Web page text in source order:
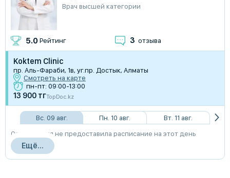
Врач высшей категории
5.0 Рейтинг 3 отзыва
Koktem Clinic
пр. Аль-Фараби, 1в, уг.пр. Достык, Алматы
Смотреть на карте
пн-пт: 09:00-13:00
13 900 тгTopDoc.kz
Вс. 09 авг. Пн. 10 авг.
Вт. 11 авг.
Организация не предоставила расписание на этот день
Ещё...